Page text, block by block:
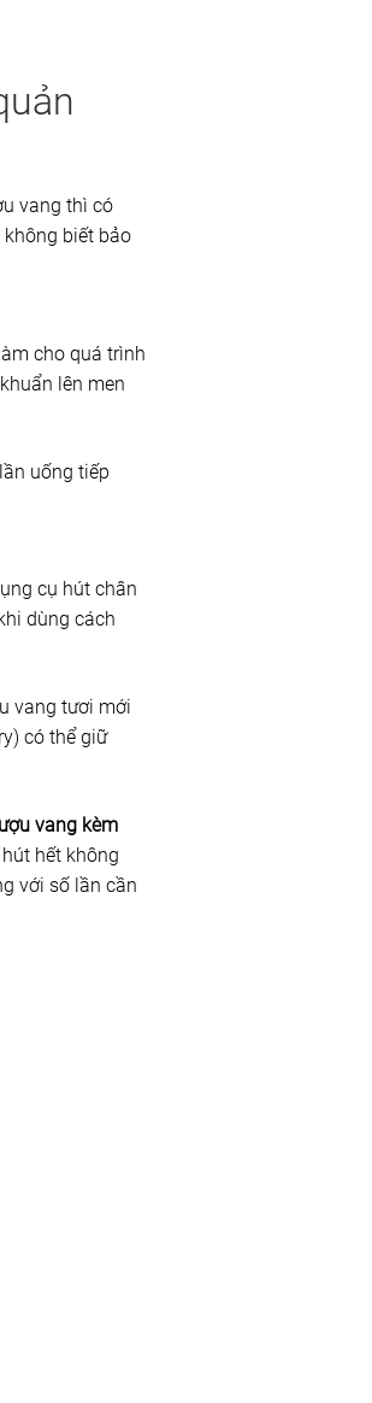
vang thì có
biết bảo
cho quá trình
lên men
uống tiếp
cụ hút chân
dùng cách
vang tươi mới
có thể giữ
vang kèm
hết không
với số lần cần